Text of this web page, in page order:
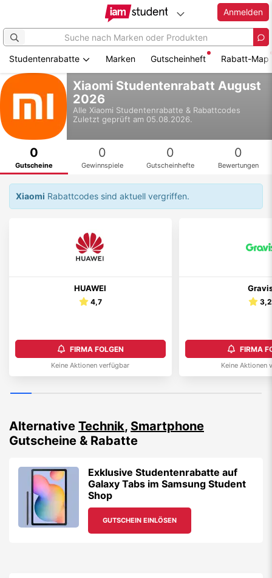
Zum
Hauptinhalt
springen
Anmelden
Studentenrabatte Marken Gutscheinheft Rabatt-Map
Xiaomi Studentenrabatt August
2026
Alle Xiaomi Studentenrabatte & Rabattcodes
Zuletzt geprüft am 05.08.2026.
0
Gutscheine
0
Gewinnspiele
0
Gutscheinhefte
0
Bewertungen
Xiaomi Rabattcodes sind aktuell vergriffen.
HUAWEI
4,7
FIRMA FOLGEN
Keine Aktionen verfügbar
3,2
FIRMA
Keine Aktionen
Alternative Technik, Smartphone
Gutscheine & Rabatte
Exklusive Studentenrabatte auf
Galaxy Tabs im Samsung Student
Shop
GUTSCHEIN EINLÖSEN